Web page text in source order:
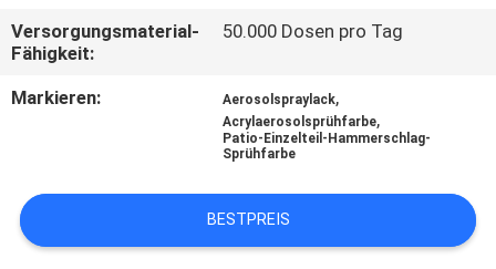
NEUIGKEITEN
ANGEBOT
Versorgungsmaterial-
Fähigkeit:
50.000 Dosen pro Tag
Markieren: Aerosolspraylack,
Acrylaerosolsprühfarbe,
Patio-Einzelteil-Hammerschlag-
Sprühfarbe
BESTPREIS